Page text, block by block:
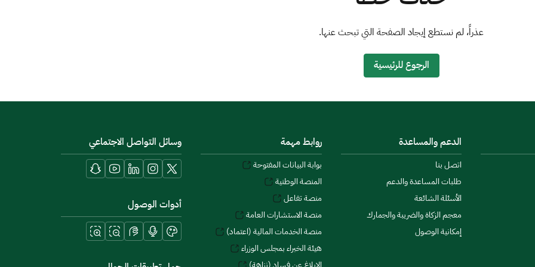
عذراً، لم نستطع إيجاد الصفحة التي تبحث عنها.
الرجوع للرئيسية
الدعم والمساعدة
اتصل بنا
طلبات المساعدة والدعم
الأسئلة الشائعة
معجم الزكاة والضريبة والجمارك
إمكانية الوصول
روابط مهمة
بوابة البيانات المفتوحة
المنصة الوطنية
منصة تفاعل
منصة الاستشارات العامة
منصة الخدمات المالية (اعتماد)
هيئة الخبراء بمجلس الوزراء
وسائل التواصل الاجتماعي
أدوات الوصول